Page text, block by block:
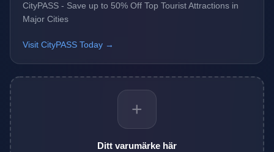
CityPASS - Save up to 50% Off Top Tourist Attractions in
Major Cities
Visit CityPASS Today →
+
Ditt varumärke här